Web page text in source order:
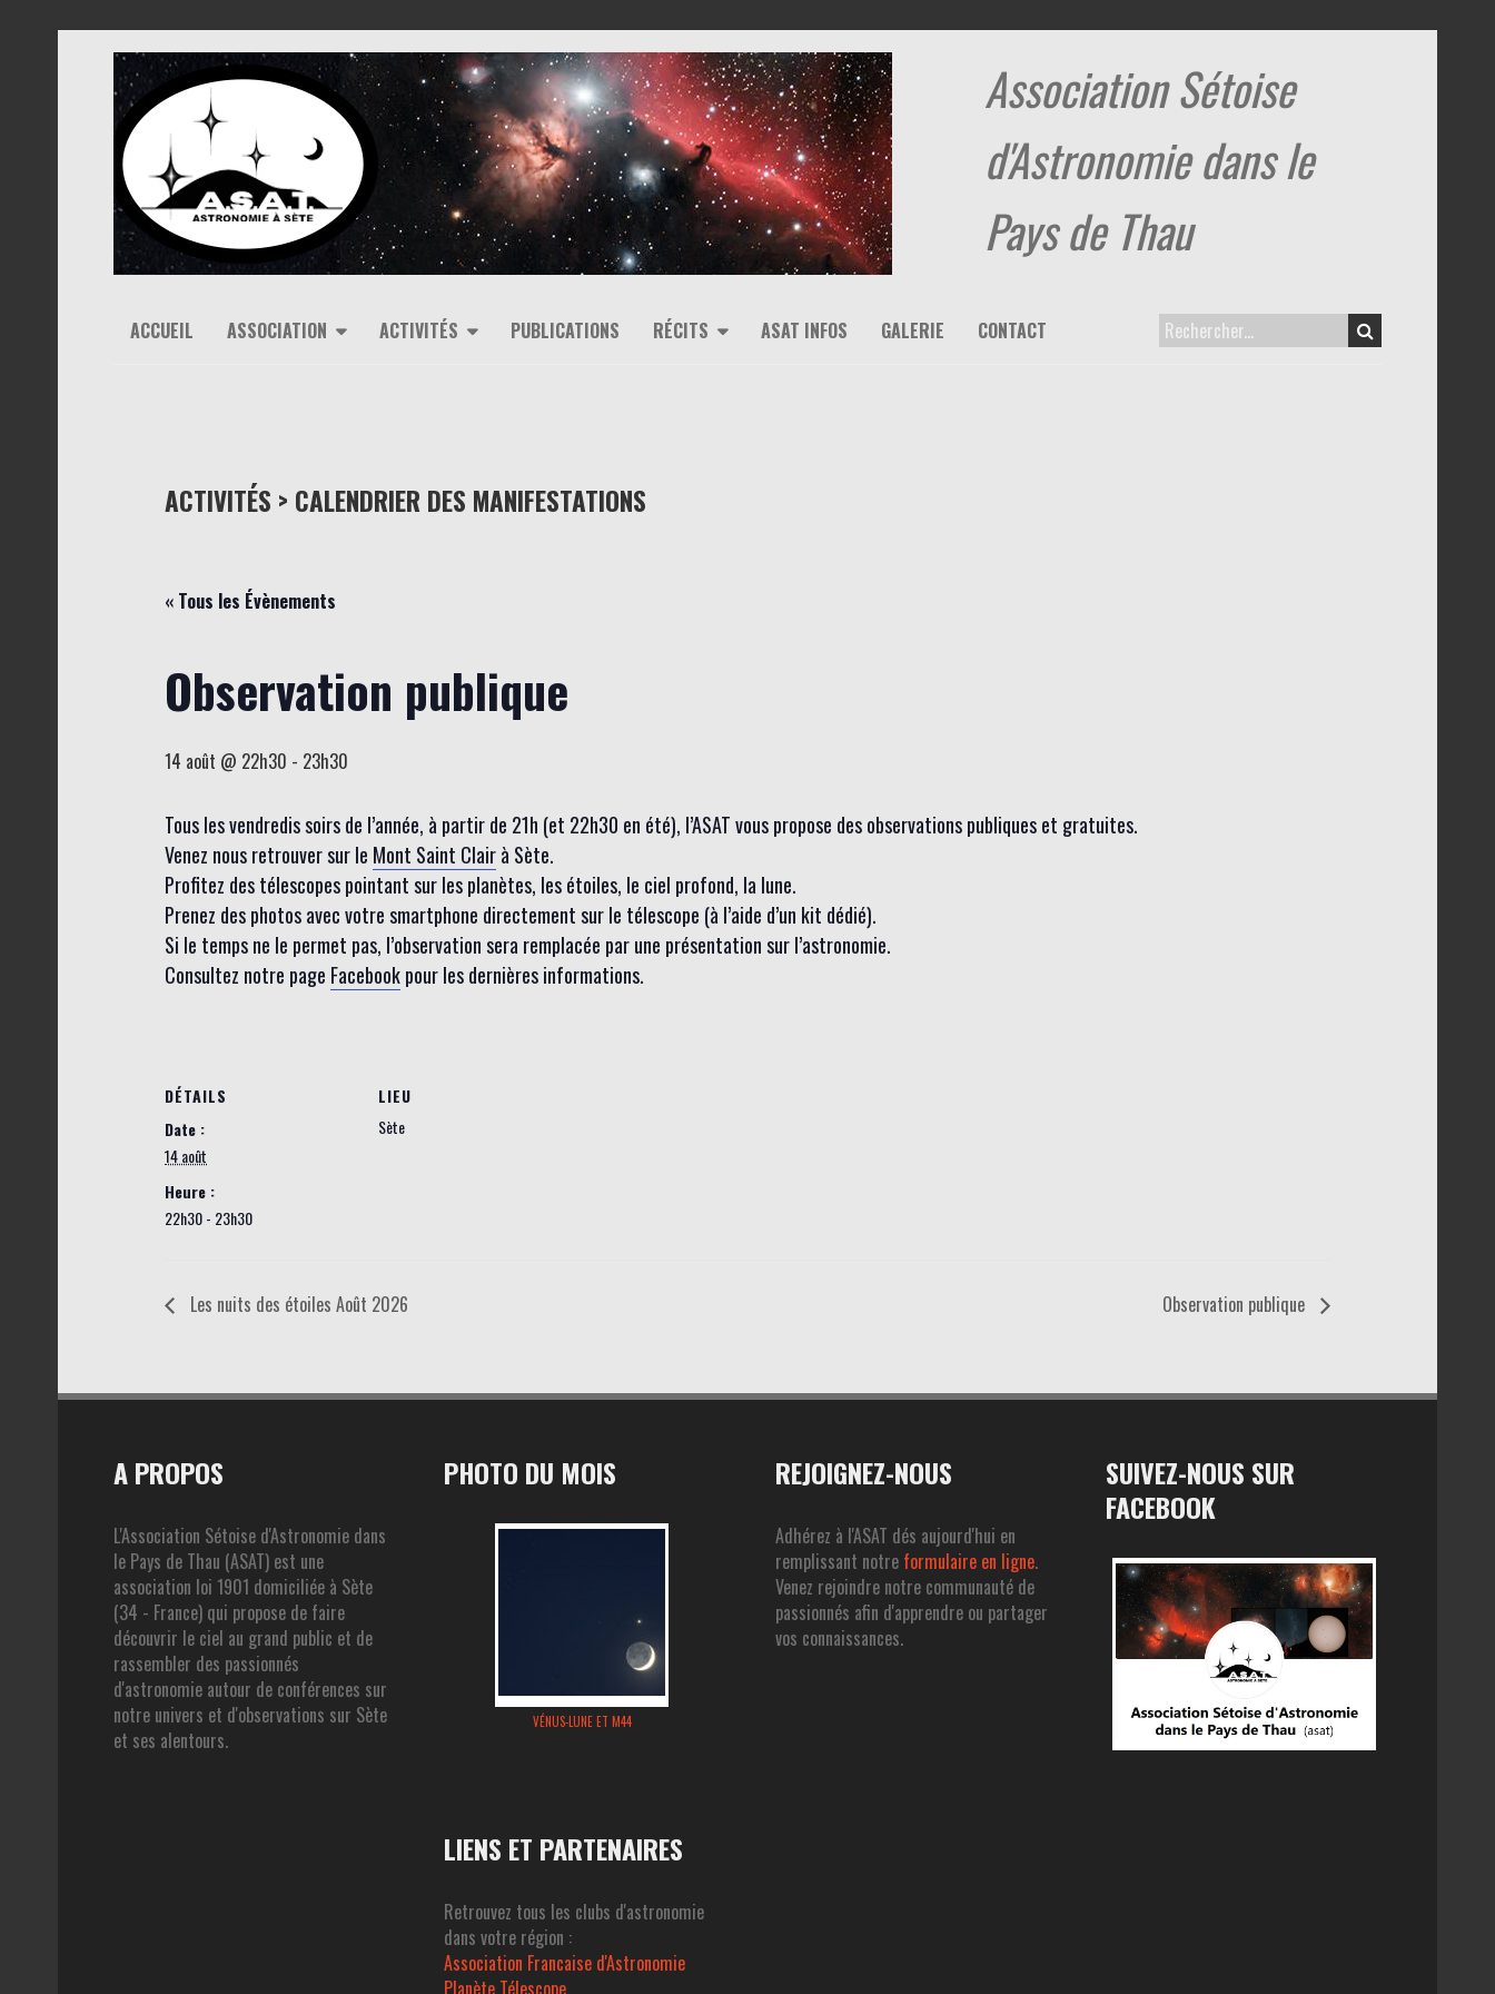
Association Sétoise
d'Astronomie dans le
Pays de Thau
ACCUEIL ASSOCIATION ACTIVITÉS PUBLICATIONS RÉCITS ASAT INFOS GALERIE CONTACT
ACTIVITÉS > CALENDRIER DES MANIFESTATIONS
« Tous les Évènements
Observation publique
14 août @ 22h30 - 23h30
Tous les vendredis soirs de l’année, à partir de 21h (et 22h30 en été), l’ASAT vous propose des observations publiques et gratuites.
Venez nous retrouver sur le Mont Saint Clairà Sète.
Profitez des télescopes pointant sur les planètes, les étoiles, le ciel profond, la lune.
Prenez des photos avec votre smartphone directement sur le télescope (à l’aide d’un kit dédié).
Si le temps ne le permet pas, l’observation sera remplacée par une présentation sur l’astronomie.
Consultez notre page Facebookpour les dernières informations.
DÉTAILS
Date :
14 août
Heure :
22h30 - 23h30
LIEU
Sète
Les nuits des étoiles Août 2026 Observation publique
A PROPOS
L'Association Sétoise d'Astronomie dans
le Pays de Thau (ASAT) est une
association loi 1901 domiciliée à Sète
(34 - France) qui propose de faire
découvrir le ciel au grand public et de
rassembler des passionnés
d'astronomie autour de conférences sur
notre univers et d'observations sur Sète
et ses alentours.
PHOTO DU MOIS
VÉNUS-LUNE ET M44
REJOIGNEZ-NOUS
Adhérez à l'ASAT dés aujourd'hui en
remplissant notre formulaire en ligne.
Venez rejoindre notre communauté de
passionnés afin d'apprendre ou partager
vos connaissances.
SUIVEZ-NOUS SUR
FACEBOOK
LIENS ET PARTENAIRES
Retrouvez tous les clubs d'astronomie
dans votre région :
Association Francaise d'Astronomie